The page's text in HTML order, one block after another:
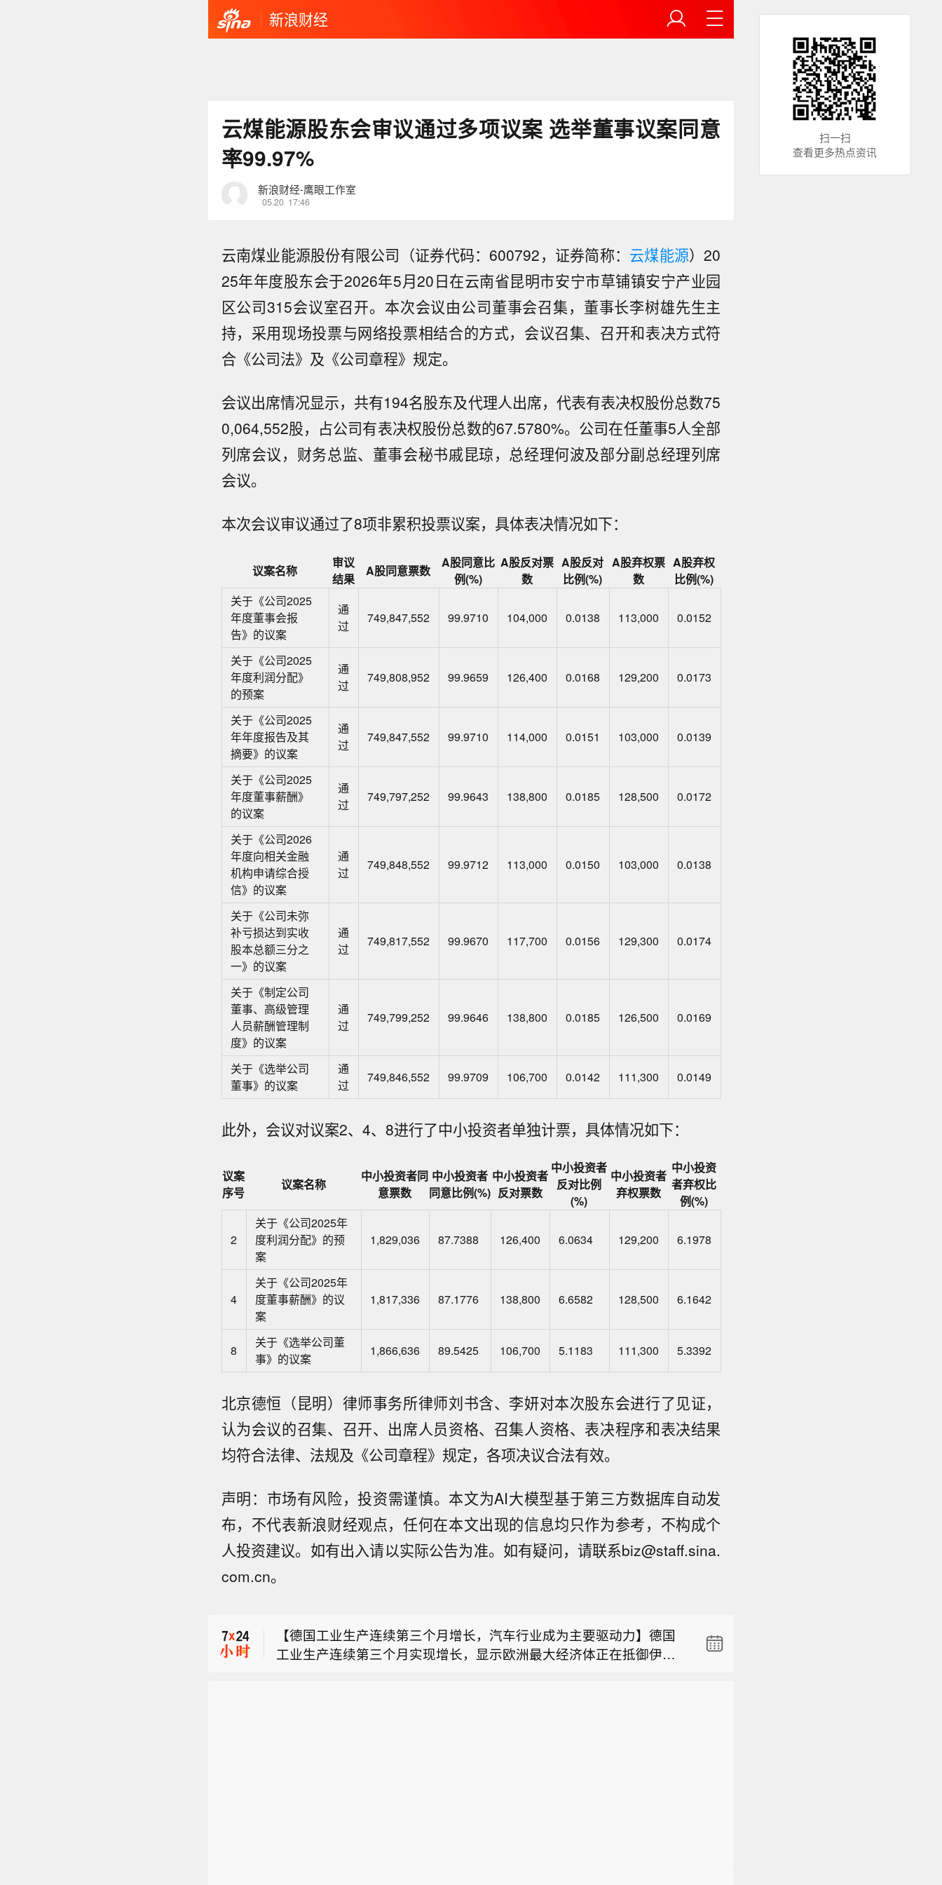
新浪财经
云煤能源股东会审议通过多项议案 选举董事议案同意
率99.97%
新浪财经-鹰眼工作室
05.20 17:46
云南煤业能源股份有限公司（证券代码：600792，证券简称： 云煤能源）20
25年年度股东会于2026年5月20日在云南省昆明市安宁市草铺镇安宁产业园
区公司315会议室召开。本次会议由公司董事会召集，董事长李树雄先生主
持，采用现场投票与网络投票相结合的方式，会议召集、召开和表决方式符
合《公司法》及《公司章程》规定。
会议出席情况显示，共有194名股东及代理人出席，代表有表决权股份总数75
0,064,552股，占公司有表决权股份总数的67.5780%。公司在任董事5人全部
列席会议，财务总监、董事会秘书戚昆琼，总经理何波及部分副总经理列席
会议。
本次会议审议通过了8项非累积投票议案，具体表决情况如下：
议案名称
审议
结果
A股同意票数
A股同意比
例(%)
A股反对票
数
A股反对
比例(%)
A股弃权票
数
A股弃权
比例(%)
关于《公司2025
年度董事会报
告》的议案
通
过
749,847,552 99.9710 104,000 0.0138 113,000 0.0152
关于《公司2025
年度利润分配》
的预案
通
过
749,808,952 99.9659 126,400 0.0168 129,200 0.0173
关于《公司2025
年年度报告及其
摘要》的议案
通
过
749,847,552 99.9710 114,000 0.0151 103,000 0.0139
关于《公司2025
年度董事薪酬》
的议案
通
过
749,797,252 99.9643 138,800 0.0185 128,500 0.0172
关于《公司2026
年度向相关金融
机构申请综合授
信》的议案
通
过
749,848,552 99.9712 113,000 0.0150 103,000 0.0138
关于《公司未弥
补亏损达到实收
股本总额三分之
一》的议案
通
过
749,817,552 99.9670 117,700 0.0156 129,300 0.0174
关于《制定公司
董事、高级管理
人员薪酬管理制
度》的议案
通
过
749,799,252 99.9646 138,800 0.0185 126,500 0.0169
关于《选举公司
董事》的议案
通
过
749,846,552 99.9709 106,700 0.0142 111,300 0.0149
此外，会议对议案2、4、8进行了中小投资者单独计票，具体情况如下：
议案
序号
议案名称
中小投资者同
意票数
中小投资者
同意比例(%)
中小投资者
反对票数
中小投资者
反对比例
(%)
中小投资者
弃权票数
中小投资
者弃权比
例(%)
2
关于《公司2025年
度利润分配》的预
案
1,829,036 87.7388 126,400 6.0634 129,200 6.1978
4
关于《公司2025年
度董事薪酬》的议
案
1,817,336 87.1776 138,800 6.6582 128,500 6.1642
8
关于《选举公司董
事》的议案
1,866,636 89.5425 106,700 5.1183 111,300 5.3392
北京德恒（昆明）律师事务所律师刘书含、李妍对本次股东会进行了见证，
认为会议的召集、召开、出席人员资格、召集人资格、表决程序和表决结果
均符合法律、法规及《公司章程》规定，各项决议合法有效。
声明：市场有风险，投资需谨慎。本文为AI大模型基于第三方数据库自动发
布，不代表新浪财经观点，任何在本文出现的信息均只作为参考，不构成个
人投资建议。如有出入请以实际公告为准。如有疑问，请联系biz@staff.sina.
com.cn。
【德国工业生产连续第三个月增长，汽车行业成为主要驱动力】德国
工业生产连续第三个月实现增长，显示欧洲最大经济体正在抵御伊朗
扫一扫
查看更多热点资讯